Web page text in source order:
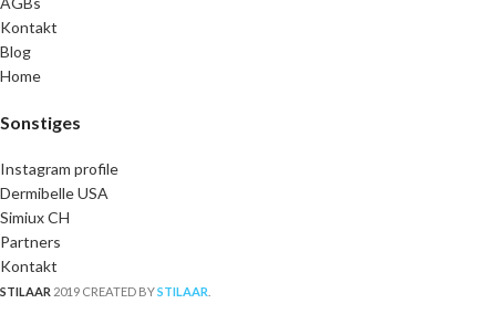
Kontakt
Blog
Home
Sonstiges
Instagram profile
Dermibelle USA
Simiux CH
Partners
Kontakt
STILAAR 2019 CREATED BYSTILAAR